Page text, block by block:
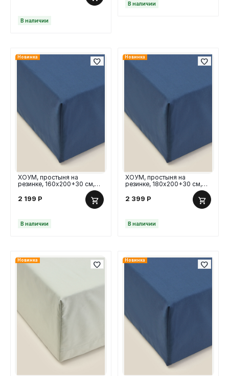
В наличии
В наличии
Новинка
ХОУМ, простыня на
резинке, 160х200+30 см,
2 199 Р
В наличии
Новинка
ХОУМ, простыня на
резинке, 180х200+30 см,
2 399 Р
В наличии
Новинка Новинка